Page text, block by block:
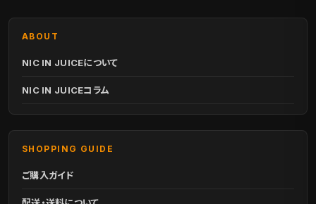
ABOUT
NIC IN JUICEについて
NIC IN JUICEコラム
SHOPPING GUIDE
ご購入ガイド